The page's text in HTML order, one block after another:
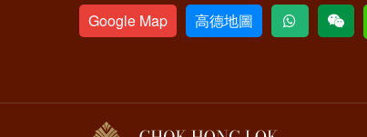
Google Map 高德地圖